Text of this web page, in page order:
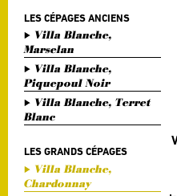
LES CÉPAGES ANCIENS
Villa Blanche,
Marselan
Villa Blanche,
Piquepoul Noir
Villa Blanche, Terret
Blanc
LES GRANDS CÉPAGES
Villa Blanche,
Chardonnay